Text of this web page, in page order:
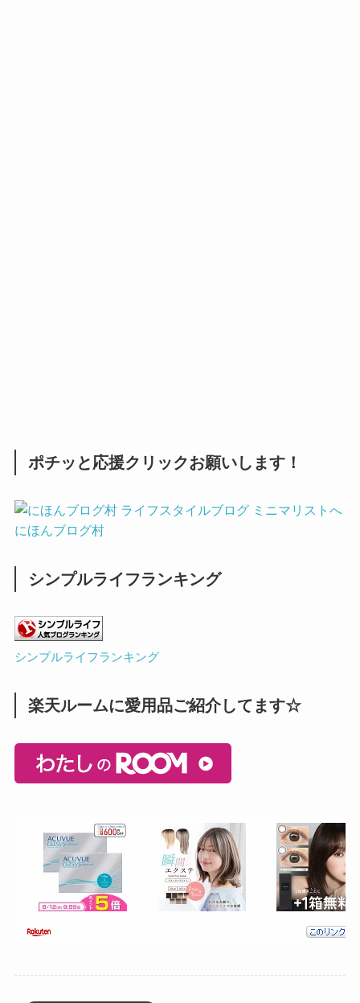
ポチッと応援クリックお願いします！
にほんブログ村
シンプルライフランキング
シンプルライフランキング
楽天ルームに愛用品ご紹介してます☆